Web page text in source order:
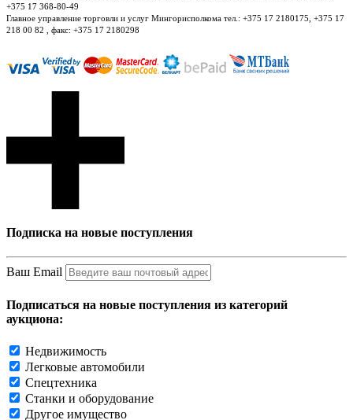
+375 17 368-80-49
Главное управление торговли и услуг Мингорисполкома тел.: +375 17 2180175, +375 17
218 00 82 , факс: +375 17 2180298
Подписка на новые поступления
Ваш Email
Подписаться на новые поступления из категорий
аукциона:
Недвижимость
Легковые автомобили
Спецтехника
Станки и оборудование
Другое имущество